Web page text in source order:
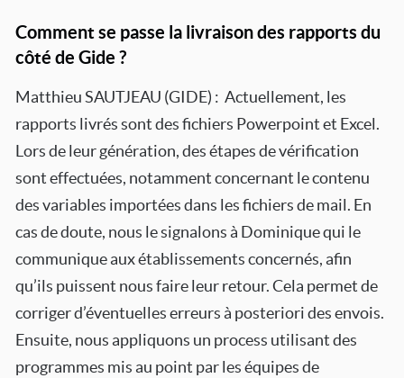
Comment se passe la livraison des rapports du
côté de Gide ?
Matthieu SAUTJEAU (GIDE) : Actuellement, les
rapports livrés sont des fichiers Powerpoint et Excel.
Lors de leur génération, des étapes de vérification
sont effectuées, notamment concernant le contenu
des variables importées dans les fichiers de mail. En
cas de doute, nous le signalons à Dominique qui le
communique aux établissements concernés, afin
qu’ils puissent nous faire leur retour. Cela permet de
corriger d’éventuelles erreurs à posteriori des envois.
Ensuite, nous appliquons un process utilisant des
programmes mis au point par les équipes de